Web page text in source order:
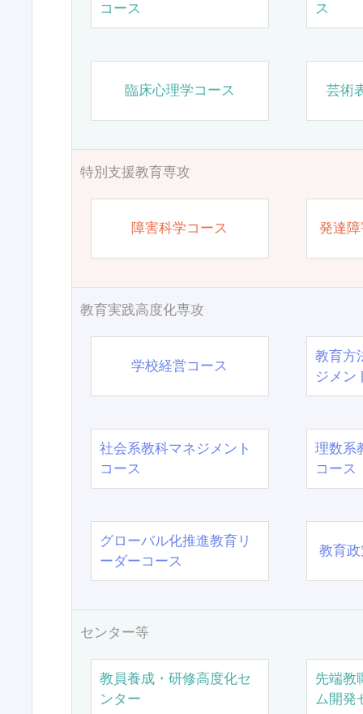
コース
ス
臨床心理学コース 芸術
特別支援教育専攻
障害科学コース 発達
教育実践高度化専攻
学校経営コース
教育方
ジメン
社会系教科マネジメント
コース
理数系
コース
グローバル化推進教育リ
ーダーコース
教育
センター等
教員養成・研修高度化セ
ンター
先端教
ム開発